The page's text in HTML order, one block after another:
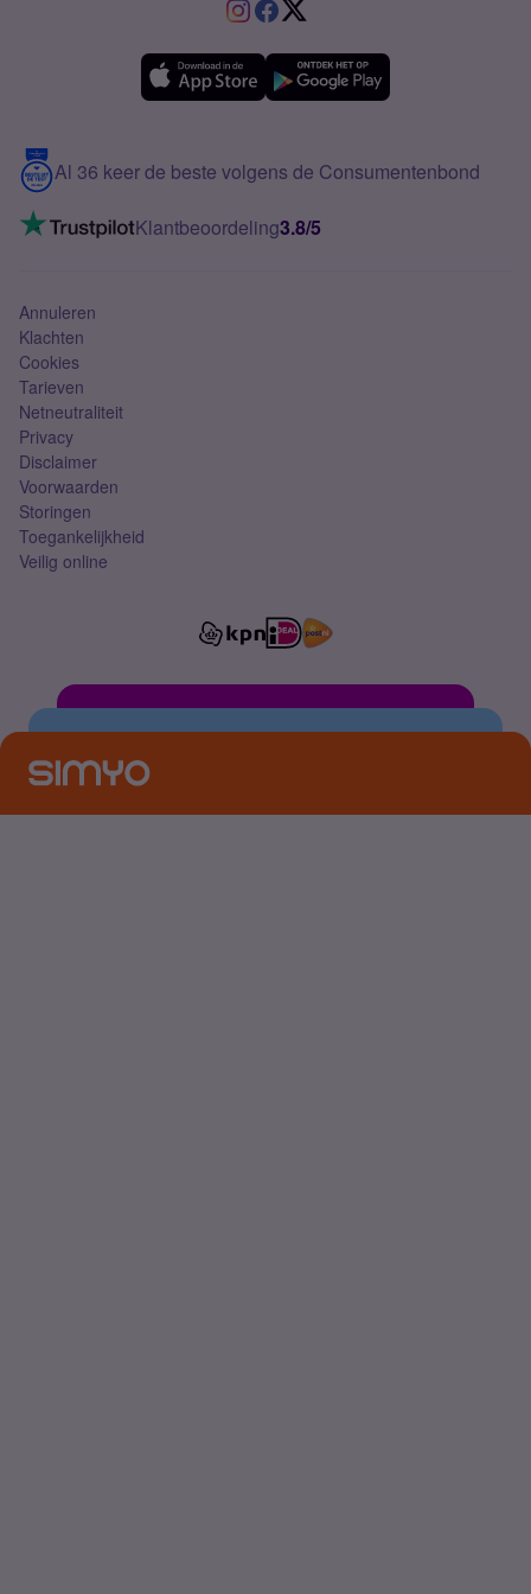
Verschil Prepaid en Sim Only
Meerdere nummers
5G internet
Mobiel internet
Mobiel abonnement
Contact
VoLTE 4G bellen
Al 36 keer de beste volgens de Consumentenbond
Klantbeoordeling3.8/5
Annuleren
Klachten
Cookies
Tarieven
Netneutraliteit
Privacy
Disclaimer
Voorwaarden
Storingen
Toegankelijkheid
Veilig online